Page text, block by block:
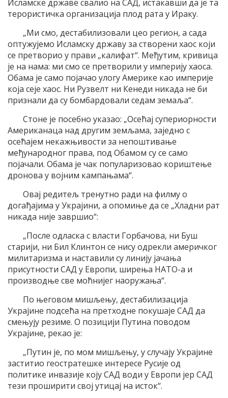
Исламске државе свалио на САД, истакавши да је та
терористичка организација плод рата у Ираку.
„Ми смо, дестабилизовали цео регион, а сада
оптужујемо Исламску државу за створени хаос који
се претворио у прави „калифат“. Међутим, кривица
је на нама: ми смо се претворили у империју хаоса.
Обама је само појачао улогу Америке као империје
која сеје хаос. Ни Рузвелт ни Кенеди никада не би
признали да су бомбардовали седам земаља“.
Стоне је посебно указао: „Осећај супериорности
Американаца над другим земљама, заједно с
осећајем некажњивости за непоштивање
међународног права, под Обамом су се само
појачали. Обама је чак популаризовао кориштење
дронова у војним кампањама“.
Овај редитељ тренутно ради на филму о
догађајима у Украјини, а опомиње да се „Хладни рат
никада није завршио“:
„После одласка с власти Горбачова, ни Буш
старији, ни Бил Клинтон се нису одрекли америчког
милитаризма и наставили су линију јачања
присутности САД у Европи, ширења НАТО-а и
производње све моћнијег наоружања“.
По његовом мишљењу, дестабилизација
Украјине подсећа на претходне покушаје САД да
смењују резиме. О позицији Путина поводом
Украјине, рекао је:
„Путин је, по мом мишљењу, у случају Украјине
заститио геостратешке интересе Русије од
политике инвазије коју САД води у Европи јер САД
тези проширити свој утицај на исток“.